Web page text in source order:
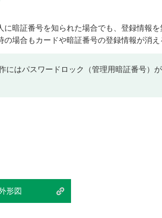
に暗証番号を知られた場合でも、登録情報
場合もカードや暗証番号の登録情報が消え
にはパスワードロック（管理用暗証番号）
形図